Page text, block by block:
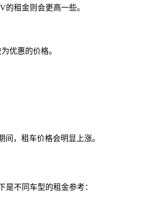
租金则会更高一些。
优惠的价格。
，租车价格会明显上涨。
是不同车型的租金参考：